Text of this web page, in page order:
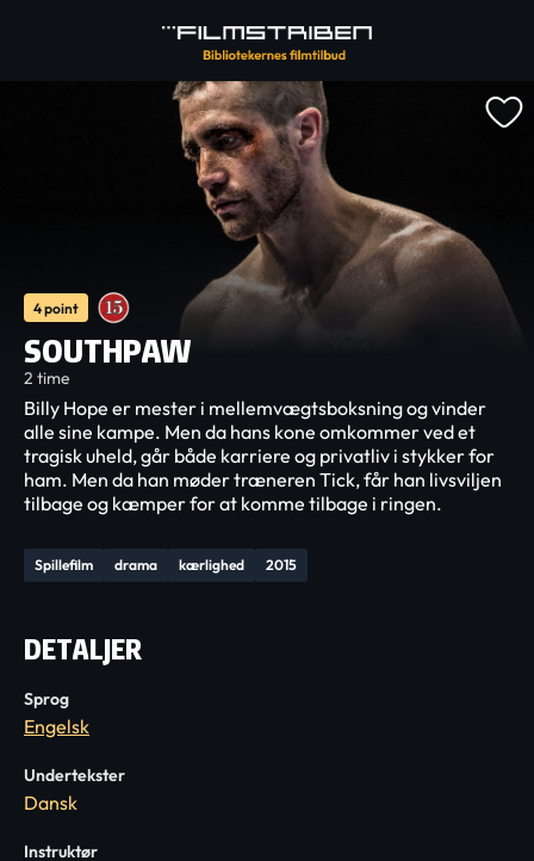
4 point
SOUTHPAW
2 time
Spillefilm drama kærlighed 2015
Billy Hope er mester i mellemvægtsboksning og vinder
alle sine kampe. Men da hans kone omkommer ved et
tragisk uheld, går både karriere og privatliv i stykker for
ham. Men da han møder træneren Tick, får han livsviljen
tilbage og kæmper for at komme tilbage i ringen.
DETALJER
Sprog
Engelsk
Undertekster
Dansk
Instruktør